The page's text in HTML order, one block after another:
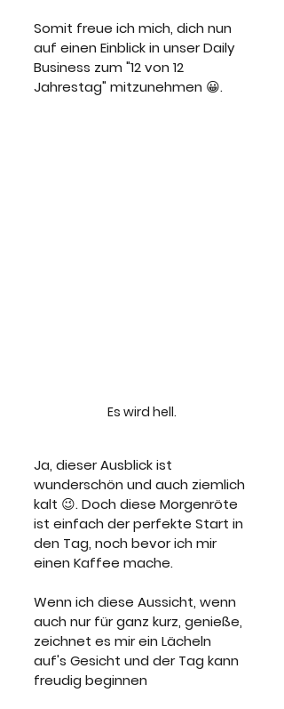
Somit freue ich mich, dich nun
auf einen Einblick in unser Daily
Business zum "12 von 12
Jahrestag" mitzunehmen 😀.
Es wird hell.
Ja, dieser Ausblick ist
wunderschön und auch ziemlich
kalt 😉. Doch diese Morgenröte
ist einfach der perfekte Start in
den Tag, noch bevor ich mir
einen Kaffee mache.
Wenn ich diese Aussicht, wenn
auch nur für ganz kurz, genieße,
zeichnet es mir ein Lächeln
auf's Gesicht und der Tag kann
freudig beginnen